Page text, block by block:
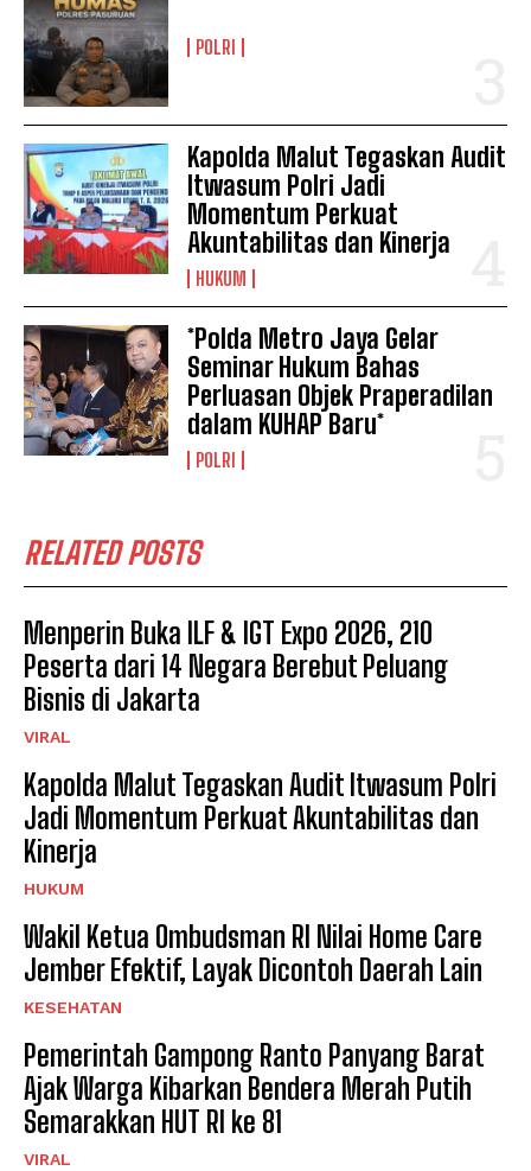
POLRI
Kapolda Malut Tegaskan Audit
Itwasum Polri Jadi
Momentum Perkuat
Akuntabilitas dan Kinerja
HUKUM
*Polda Metro Jaya Gelar
Seminar Hukum Bahas
Perluasan Objek Praperadilan
dalam KUHAP Baru*
POLRI
RELATED POSTS
Menperin Buka ILF & IGT Expo 2026, 210
Peserta dari 14 Negara Berebut Peluang
Bisnis di Jakarta
VIRAL
Kapolda Malut Tegaskan Audit Itwasum Polri
Jadi Momentum Perkuat Akuntabilitas dan
Kinerja
HUKUM
Wakil Ketua Ombudsman RI Nilai Home Care
Jember Efektif, Layak Dicontoh Daerah Lain
KESEHATAN
Pemerintah Gampong Ranto Panyang Barat
Ajak Warga Kibarkan Bendera Merah Putih
Semarakkan HUT RI ke 81
VIRAL